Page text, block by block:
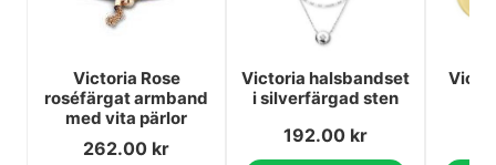
Victoria Rose
roséfärgat armband
med vita pärlor
262.00 kr
Victoria halsbandset
i silverfärgad sten
192.00 kr